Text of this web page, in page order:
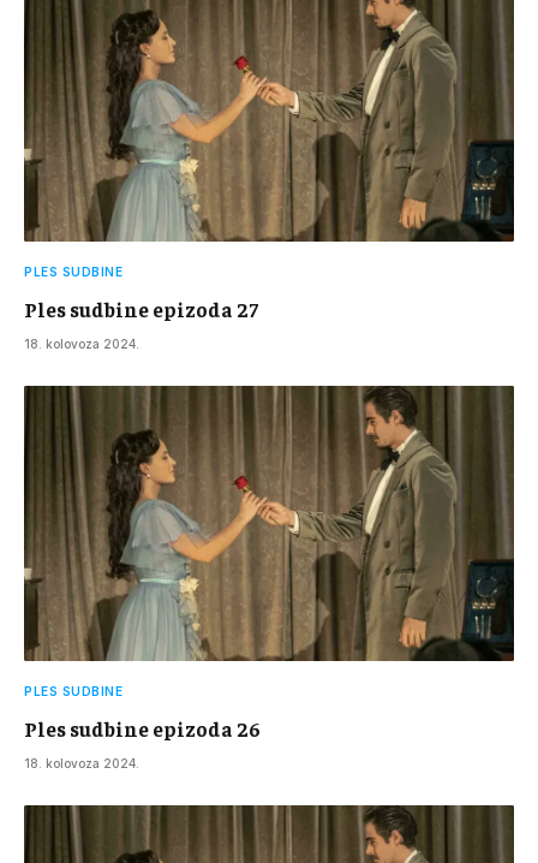
PLES SUDBINE
Ples sudbine epizoda 27
18. kolovoza 2024.
PLES SUDBINE
Ples sudbine epizoda 26
18. kolovoza 2024.